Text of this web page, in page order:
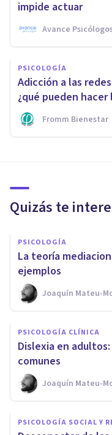
impide actuar
Avance
PSICOLOGÍA
Adicción a las
¿qué pueden hacer
Fromm Bienestar
Quizás te
PSICOLOGÍA
La teoría
ejemplos
Joaquín Mateu-
PSICOLOGÍA CLÍNICA
Dislexia en
comunes
Joaquín Mateu-
PSICOLOGÍA SOCIAL Y